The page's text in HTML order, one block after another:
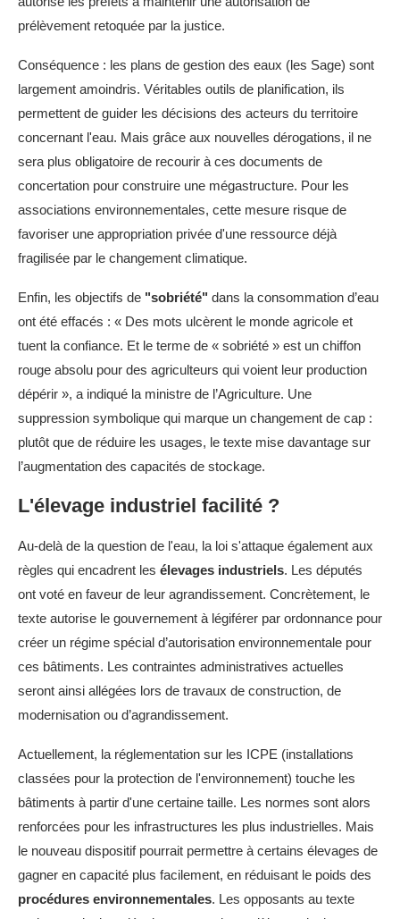
prélèvement retoquée par la justice.
Conséquence : les plans de gestion des eaux (les Sage) sont
largement amoindris. Véritables outils de planification, ils
permettent de guider les décisions des acteurs du territoire
concernant l'eau. Mais grâce aux nouvelles dérogations, il ne
sera plus obligatoire de recourir à ces documents de
concertation pour construire une mégastructure. Pour les
associations environnementales, cette mesure risque de
favoriser une appropriation privée d'une ressource déjà
fragilisée par le changement climatique.
Enfin, les objectifs de "sobriété" dans la consommation d’eau
ont été effacés : « Des mots ulcèrent le monde agricole et
tuent la confiance. Et le terme de « sobriété » est un chiffon
rouge absolu pour des agriculteurs qui voient leur production
dépérir », a indiqué la ministre de l’Agriculture. Une
suppression symbolique qui marque un changement de cap :
plutôt que de réduire les usages, le texte mise davantage sur
l’augmentation des capacités de stockage.
L'élevage industriel facilité ?
Au-delà de la question de l'eau, la loi s'attaque également aux
règles qui encadrent les élevages industriels. Les députés
ont voté en faveur de leur agrandissement. Concrètement, le
texte autorise le gouvernement à légiférer par ordonnance pour
créer un régime spécial d’autorisation environnementale pour
ces bâtiments. Les contraintes administratives actuelles
seront ainsi allégées lors de travaux de construction, de
modernisation ou d’agrandissement.
Actuellement, la réglementation sur les ICPE (installations
classées pour la protection de l'environnement) touche les
bâtiments à partir d'une certaine taille. Les normes sont alors
renforcées pour les infrastructures les plus industrielles. Mais
le nouveau dispositif pourrait permettre à certains élevages de
gagner en capacité plus facilement, en réduisant le poids des
procédures environnementales. Les opposants au texte